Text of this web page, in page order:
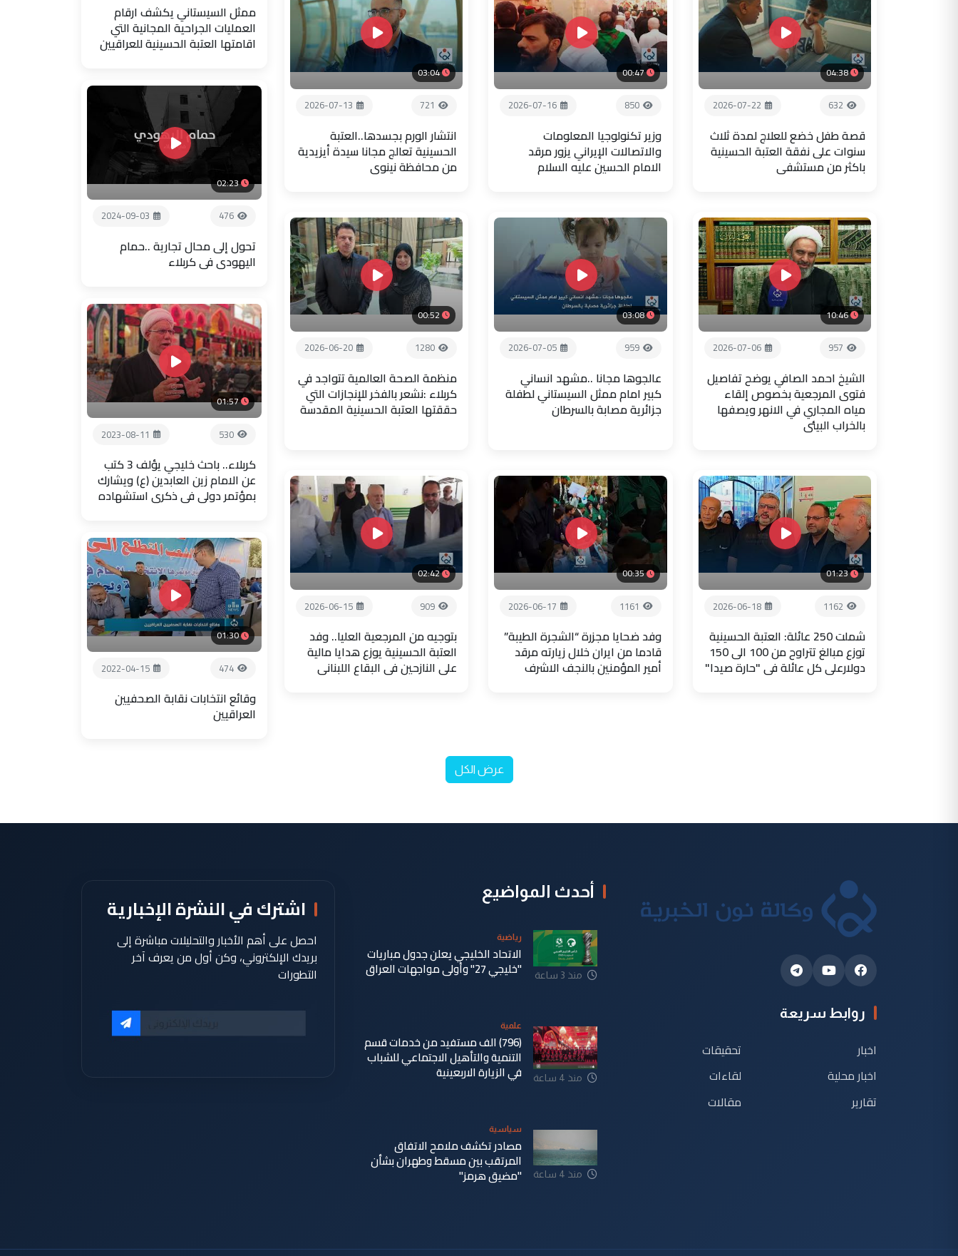
04:38
632
2026-07-22
قصة طفل خضع للعلاج لمدة ثلاث
سنوات على نفقة العتبة الحسينية
باكثر من مستشفى
00:47
850
2026-07-16
وزير تكنولوجيا المعلومات
والاتصالات الإيراني يزور مرقد
الامام الحسين عليه السلام
03:04
721
2026-07-13
انتشار الورم بجسدها..العتبة
الحسينية تعالج مجانا سيدة أيزيدية
من محافظة نينوى
10:46
957
2026-07-06
الشيخ احمد الصافي يوضح تفاصيل
فتوى المرجعية بخصوص إلقاء
مياه المجاري في الانهر ويصفها
بالخراب البيئي
03:08
959
2026-07-05
عالجوها مجانا ..مشهد انساني
كبير امام ممثل السيستاني لطفلة
جزائرية مصابة بالسرطان
00:52
1280
2026-06-20
منظمة الصحة العالمية تتواجد في
كربلاء :نشعر بالفخر للإنجازات التي
حققتها العتبة الحسينية المقدسة
01:23
1162
2026-06-18
شملت 250 عائلة: العتبة الحسينية
توزع مبالغ تتراوح من 100 الى 150
دولارعلى كل عائلة في "حارة صيدا"
00:35
1161
2026-06-17
وفد ضحايا مجزرة “الشجرة الطيبة”
قادما من ايران خلال زيارته مرقد
أمير المؤمنين بالنجف الاشرف
02:42
909
2026-06-15
بتوجيه من المرجعية العليا.. وفد
العتبة الحسينية يوزع هدايا مالية
على النازحين في البقاع اللبناني
ممثل السيستاني يكشف ارقام
العمليات الجراحية المجانية التي
اقامتها العتبة الحسينية للعراقيين
02:23
476
2024-09-03
تحول إلى محال تجارية ..حمام
اليهودي في كربلاء
01:57
530
2023-08-11
كربلاء.. باحث خليجي يؤلف 3 كتب
عن الامام زين العابدين (ع) ويشارك
بمؤتمر دولي في ذكرى استشهاده
01:30
474
2022-04-15
وقائع انتخابات نقابة الصحفيين
العراقيين
عرض الكل
روابط سريعة
اخبار
اخبار محلية
تقارير
تحقيقات
لقاءات
مقالات
أحدث المواضيع
منذ 3 ساعة
رياضية
الاتحاد الخليجي يعلن جدول مباريات
"خليجي 27" وأولى مواجهات العراق
منذ 4 ساعة
علمية
(796) الف مستفيد من خدمات قسم
التنمية والتأهيل الاجتماعي للشباب
في الزيارة الاربعينية
منذ 4 ساعة
سياسية
مصادر تكشف ملامح الاتفاق
المرتقب بين مسقط وطهران بشأن
"مضيق هرمز"
اشترك في النشرة الإخبارية
احصل على أهم الأخبار والتحليلات مباشرة إلى
بريدك الإلكتروني، وكن أول من يعرف آخر
التطورات